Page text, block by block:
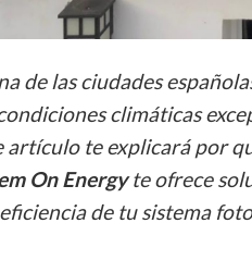
de las ciudades
climáticas
artículo te explicará por
On Energyte ofrece
de tu sistema